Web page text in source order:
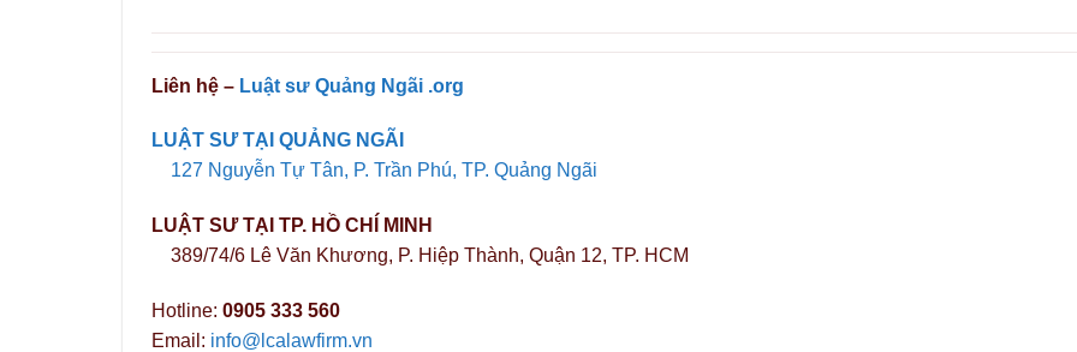
Liên hệ – Luật sư Quảng Ngãi .org
LUẬT SƯ TẠI QUẢNG NGÃI
127 Nguyễn Tự Tân, P. Trần Phú, TP. Quảng Ngãi
LUẬT SƯ TẠI TP. HỒ CHÍ MINH
389/74/6 Lê Văn Khương, P. Hiệp Thành, Quận 12, TP. HCM
Hotline: 0905 333 560
Email: info@lcalawfirm.vn